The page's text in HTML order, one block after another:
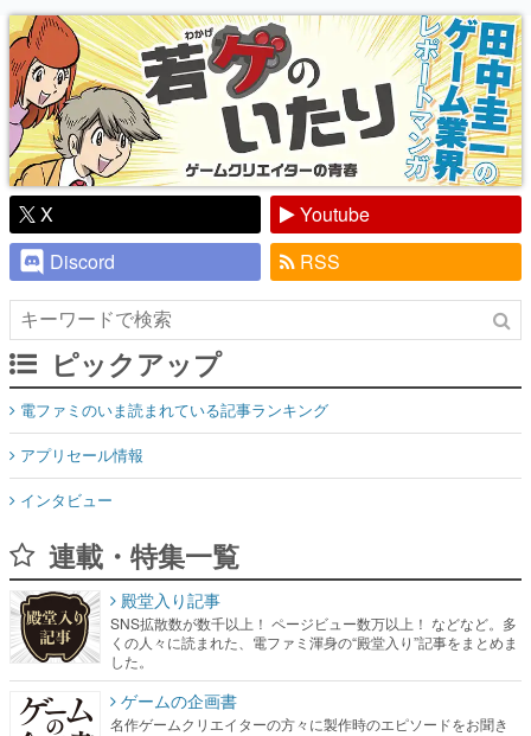
り】
X
Youtube
Discord
RSS
ピックアップ
電ファミのいま読まれている記事ランキング
アプリセール情報
インタビュー
連載・特集一覧
殿堂入り記事
SNS拡散数が数千以上！ ページビュー数万以上！ などなど。多
くの人々に読まれた、電ファミ渾身の“殿堂入り”記事をまとめま
した。
ゲームの企画書
名作ゲームクリエイターの方々に製作時のエピソードをお聞き